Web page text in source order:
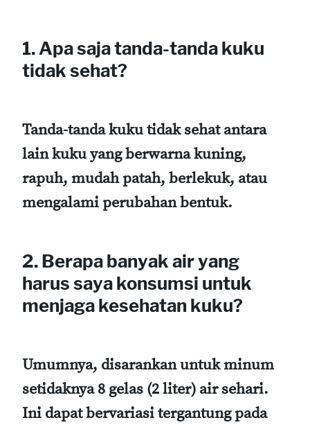
1. Apa saja tanda-tanda kuku
tidak sehat?
Tanda-tanda kuku tidak sehat antara
lain kuku yang berwarna kuning,
rapuh, mudah patah, berlekuk, atau
mengalami perubahan bentuk.
2. Berapa banyak air yang
harus saya konsumsi untuk
menjaga kesehatan kuku?
Umumnya, disarankan untuk minum
setidaknya 8 gelas (2 liter) air sehari.
Ini dapat bervariasi tergantung pada